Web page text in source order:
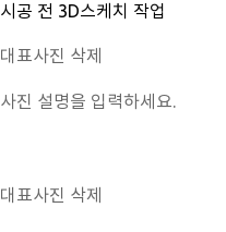
시공 전 3D스케치 작업
대표사진 삭제
사진 설명을 입력하세요.
대표사진 삭제